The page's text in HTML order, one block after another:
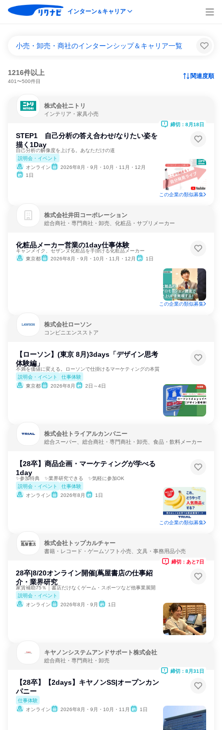
インターン＆キャリア
小売・卸売・商社のインターンシップ＆キャリア一覧
1216件以上
401〜500件目
関連度順
株式会社ニトリ
インテリア・家具小売
STEP1 自己分析の答え合わせ/なりたい姿を
描く1Day
自己分析の解像度を上げる。あなただけの道
説明会・イベント
オンライン
2026年8月・9月・10月・11月・12月
1日
締切：8月18日
この企業の類似募集
株式会社井田コーポレーション
総合商社・専門商社・卸売、化粧品・サプリメーカー
化粧品メーカー営業の1day仕事体験
キャンメイク、セザンヌ化粧品を手掛ける化粧品メーカー
東京都
2026年8月・9月・10月・11月・12月 1日
この企業の類似募集
株式会社ローソン
コンビニエンスストア
【ローソン】(東京 8月)3days「デザイン思考
体験編」
不満を価値に変える。ローソンで仕掛けるマーケティングの本質
説明会・イベント
仕事体験
東京都
2026年8月 2日～4日
株式会社トライアルカンパニー
総合スーパー、総合商社・専門商社・卸売、食品・飲料メーカー
【28卒】商品企画・マーケティングが学べる
1day
✨参加特典 ✨業界研究できる ✨気軽に参加OK
説明会・イベント
仕事体験
オンライン
2026年8月 1日
この企業の類似募集
株式会社トップカルチャー
書籍・レコード・ゲームソフト小売、文具・事務用品小売
28卒|8/20オンライン開催|蔦屋書店の仕事紹
介・業界研究
家賃補助75％｜書店だけなくゲーム・スポーツなど他事業展開
説明会・イベント
オンライン
2026年8月・9月 1日
締切：あと7日
キヤノンシステムアンドサポート株式会社
総合商社・専門商社・卸売
【28卒】【2days】キヤノンSS|オープンカン
パニー
仕事体験
オンライン
2026年8月・9月・10月・11月 1日
締切：8月31日